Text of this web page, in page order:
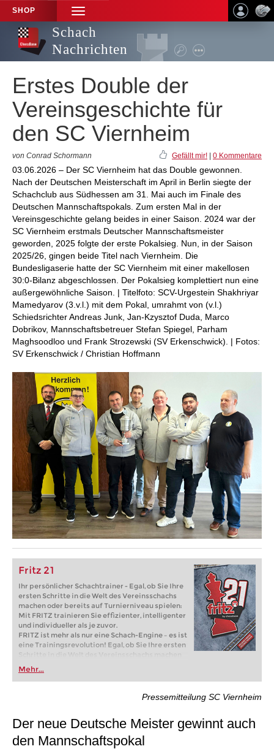
SHOP
TOGGLE
NAVIGATION
Schach
Nachrichten
Erstes Double der
Vereinsgeschichte für
den SC Viernheim
von Conrad Schormann Gefällt mir! 0 Kommentare
03.06.2026 – Der SC Viernheim hat das Double gewonnen.
Nach der Deutschen Meisterschaft im April in Berlin siegte der
Schachclub aus Südhessen am 31. Mai auch im Finale des
Deutschen Mannschaftspokals. Zum ersten Mal in der
Vereinsgeschichte gelang beides in einer Saison. 2024 war der
SC Viernheim erstmals Deutscher Mannschaftsmeister
geworden, 2025 folgte der erste Pokalsieg. Nun, in der Saison
2025/26, gingen beide Titel nach Viernheim. Die
Bundesligaserie hatte der SC Viernheim mit einer makellosen
30:0-Bilanz abgeschlossen. Der Pokalsieg komplettiert nun eine
außergewöhnliche Saison. | Titelfoto: SCV-Urgestein Shakhriyar
Mamedyarov (3.v.l.) mit dem Pokal, umrahmt von (v.l.)
Schiedsrichter Andreas Junk, Jan-Kzysztof Duda, Marco
Dobrikov, Mannschaftsbetreuer Stefan Spiegel, Parham
Maghsoodloo und Frank Strozewski (SV Erkenschwick). | Fotos:
SV Erkenschwick / Christian Hoffmann
Fritz 21
Ihr persönlicher Schachtrainer - Egal, ob Sie Ihre
ersten Schritte in die Welt des Vereinsschachs
machen oder bereits auf Turnierniveau spielen:
Mit FRITZ trainieren Sie effizienter, intelligenter
und individueller als je zuvor.
FRITZ ist mehr als nur eine Schach-Engine – es ist
eine Trainingsrevolution! Egal, ob Sie Ihre ersten
Schritte in die Welt des Vereinsschachs machen
oder bereits auf Turnierniveau spielen: Mit
FRITZ trainieren Sie effizienter, intelligenter und
individueller als je zuvor.
Mehr...
Pressemitteilung SC Viernheim
Der neue Deutsche Meister gewinnt auch
den Mannschaftspokal